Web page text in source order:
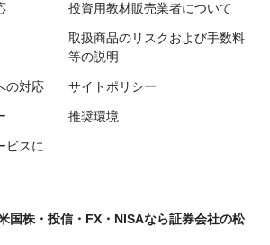
投資用教材販売業者について
取扱商品のリスクおよび手数料
等の説明
の対応 サイトポリシー
推奨環境
ビスに
国株・投信・FX・NISAなら証券会社の松